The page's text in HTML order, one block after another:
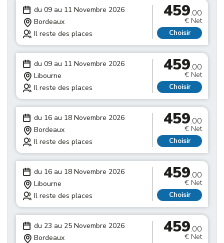
du 09 au 11 Novembre 2026
Bordeaux
Il reste des places
459.00
€ Net
Choisir
du 09 au 11 Novembre 2026
Libourne
Il reste des places
459.00
€ Net
Choisir
du 16 au 18 Novembre 2026
Bordeaux
Il reste des places
459.00
€ Net
Choisir
du 16 au 18 Novembre 2026
Libourne
Il reste des places
459.00
€ Net
Choisir
du 23 au 25 Novembre 2026
Bordeaux
459.00
€ Net